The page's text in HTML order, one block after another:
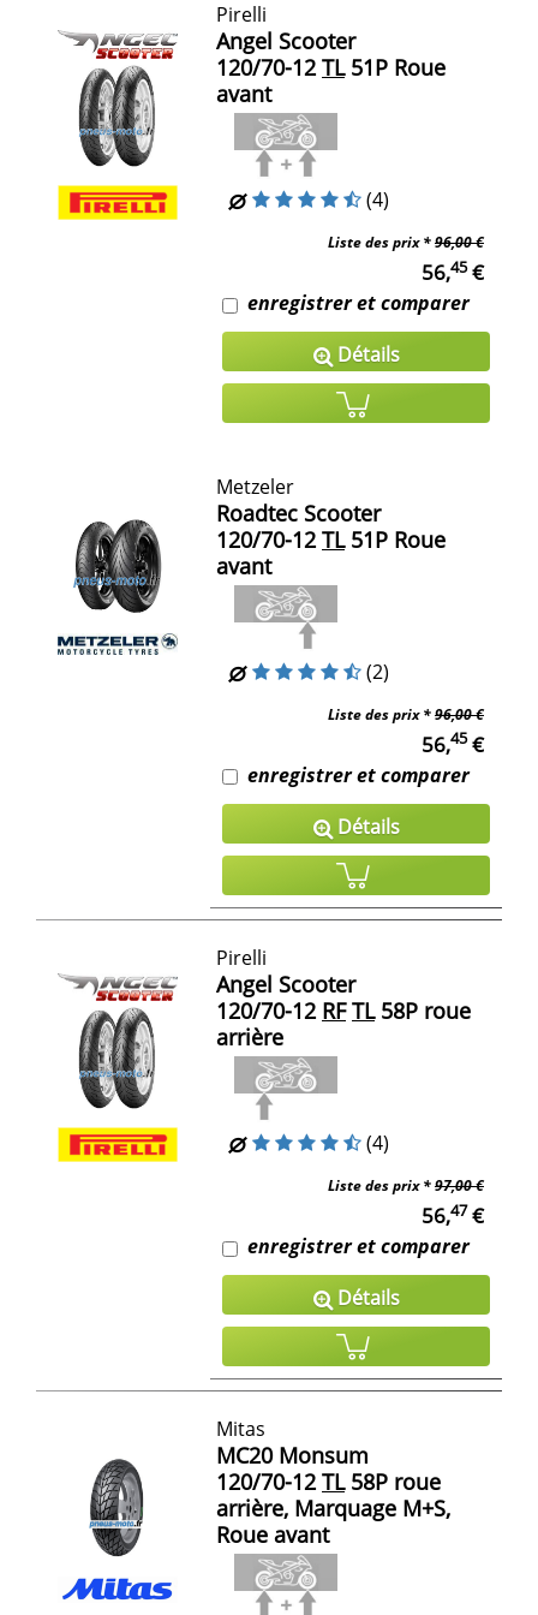
Pirelli
Angel Scooter
120/70-12 TL51P Roue
avant
(4)
Liste des prix *96,00 €
56,45€
enregistrer et comparer
Détails
Metzeler
Roadtec Scooter
120/70-12 TL51P Roue
avant
(2)
Liste des prix *96,00 €
56,45€
enregistrer et comparer
Détails
Pirelli
Angel Scooter
120/70-12 RF TL58P roue
arrière
(4)
Liste des prix *97,00 €
56,47€
enregistrer et comparer
Détails
Mitas
MC20 Monsum
120/70-12 TL58P roue
arrière, Marquage M+S,
Roue avant